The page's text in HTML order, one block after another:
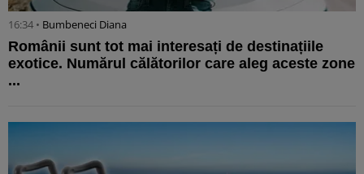
16:34 • Bumbeneci Diana
Românii sunt tot mai interesați de destinațiile
exotice. Numărul călătorilor care aleg aceste zone
...